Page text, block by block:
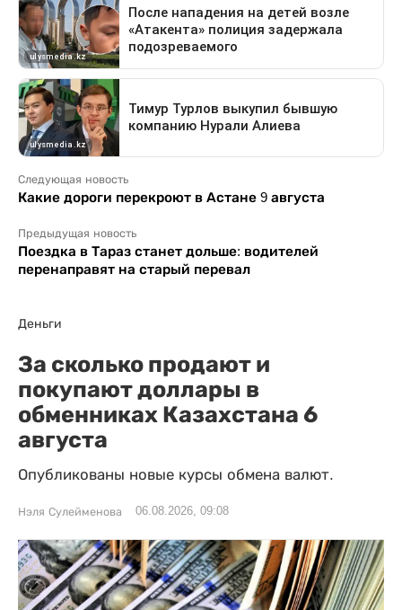
Следующая новость
Какие дороги перекроют в Астане 9 августа
Предыдущая новость
Поездка в Тараз станет дольше: водителей
перенаправят на старый перевал
Деньги
За сколько продают и
покупают доллары в
обменниках Казахстана 6
августа
Опубликованы новые курсы обмена валют.
Нэля Сулейменова 06.08.2026, 09:08